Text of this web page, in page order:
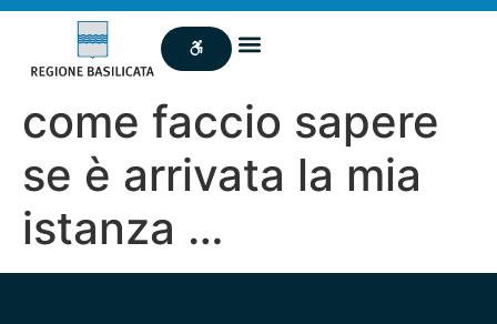
come faccio sapere
se è arrivata la mia
istanza …